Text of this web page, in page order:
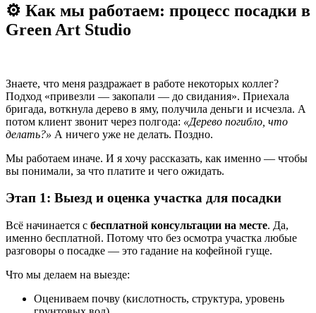
⚙️ Как мы работаем: процесс посадки в
Green Art Studio
Знаете, что меня раздражает в работе некоторых коллег?
Подход «привезли — закопали — до свидания». Приехала
бригада, воткнула дерево в яму, получила деньги и исчезла. А
потом клиент звонит через полгода: «Дерево погибло, что
делать?» А ничего уже не делать. Поздно.
Мы работаем иначе. И я хочу рассказать, как именно — чтобы
вы понимали, за что платите и чего ожидать.
Этап 1: Выезд и оценка участка для посадки
Всё начинается с бесплатной консультации на месте. Да,
именно бесплатной. Потому что без осмотра участка любые
разговоры о посадке — это гадание на кофейной гуще.
Что мы делаем на выезде:
Оцениваем почву (кислотность, структура, уровень